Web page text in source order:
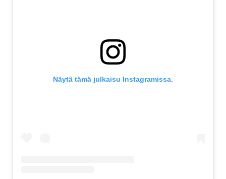
Näytä tämä julkaisu Instagramissa.